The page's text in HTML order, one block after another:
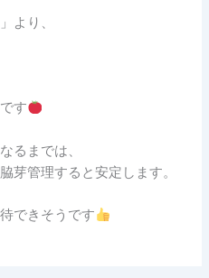
より、
す
るまでは、
芽管理すると安定します。
できそうです